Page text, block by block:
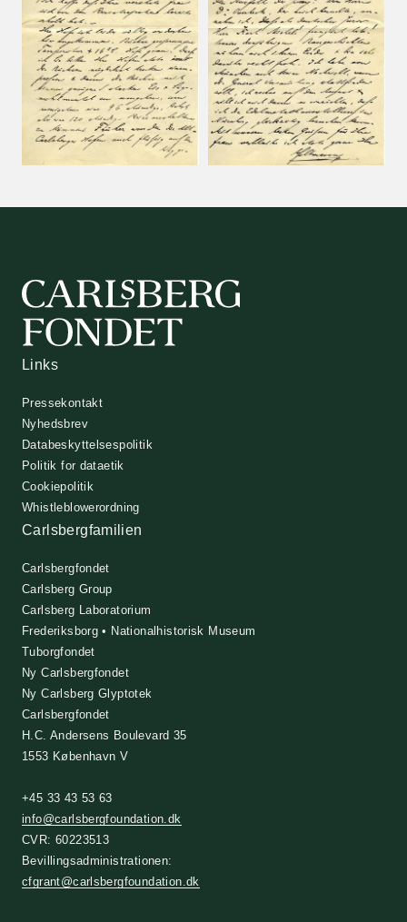
Links
Pressekontakt
Nyhedsbrev
Databeskyttelsespolitik
Politik for dataetik
Cookiepolitik
Whistleblowerordning
Carlsbergfamilien
Carlsbergfondet
Carlsberg Group
Carlsberg Laboratorium
Frederiksborg • Nationalhistorisk Museum
Tuborgfondet
Ny Carlsbergfondet
Ny Carlsberg Glyptotek
Carlsbergfondet
H.C. Andersens Boulevard 35
1553 København V
+45 33 43 53 63
info@carlsbergfoundation.dk
CVR: 60223513
Bevillingsadministrationen:
cfgrant@carlsbergfoundation.dk